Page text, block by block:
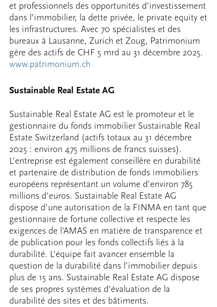
et professionnels des opportunités d’investissement
dans l’immobilier, la dette privée, le private equity et
les infrastructures. Avec 70 spécialistes et des
bureaux à Lausanne, Zurich et Zoug, Patrimonium
gère des actifs de CHF 5 mrd au 31 décembre 2025.
www.patrimonium.ch
Sustainable Real Estate AG
Sustainable Real Estate AG est le promoteur et le
gestionnaire du fonds immobilier Sustainable Real
Estate Switzerland (actifs totaux au 31 décembre
2025 : environ 475 millions de francs suisses).
L’entreprise est également conseillère en durabilité
et partenaire de distribution de fonds immobiliers
européens représentant un volume d’environ 785
millions d’euros. Sustainable Real Estate AG
dispose d’une autorisation de la FINMA en tant que
gestionnaire de fortune collective et respecte les
exigences de l’AMAS en matière de transparence et
de publication pour les fonds collectifs liés à la
durabilité. L’équipe fait avancer ensemble la
question de la durabilité dans l’immobilier depuis
plus de 15 ans. Sustainable Real Estate AG dispose
de ses propres systèmes d’évaluation de la
durabilité des sites et des bâtiments.